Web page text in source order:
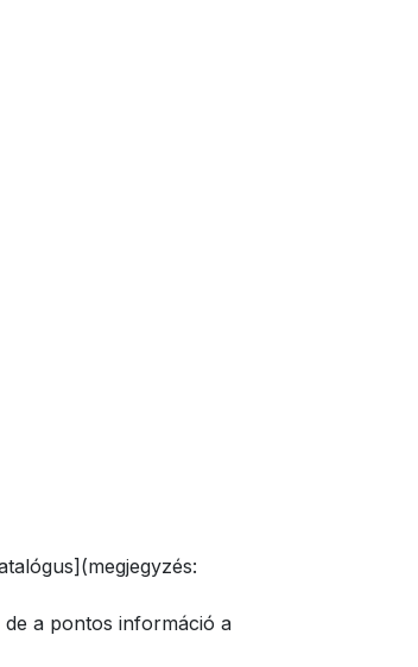
a pontos információ a